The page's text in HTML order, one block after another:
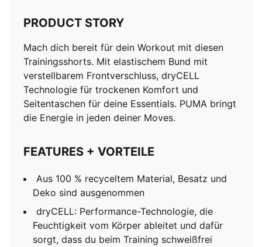
PRODUCT STORY
Mach dich bereit für dein Workout mit diesen
Trainingsshorts. Mit elastischem Bund mit
verstellbarem Frontverschluss, dryCELL
Technologie für trockenen Komfort und
Seitentaschen für deine Essentials. PUMA bringt
die Energie in jeden deiner Moves.
FEATURES + VORTEILE
Aus 100 % recyceltem Material, Besatz und
Deko sind ausgenommen
dryCELL: Performance-Technologie, die
Feuchtigkeit vom Körper ableitet und dafür
sorgt, dass du beim Training schweißfrei